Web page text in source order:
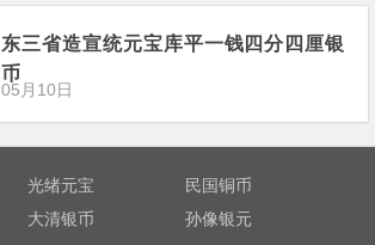
东三省造宣统元宝库平一钱四分四厘银
币
05月10日
光绪元宝
民国铜币
大清银币
孙像银元